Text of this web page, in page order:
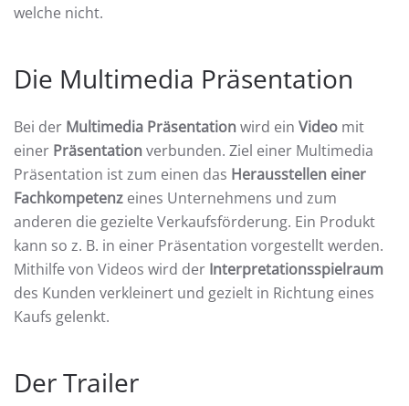
welche nicht.
Die Multimedia Präsentation
Bei der Multimedia Präsentationwird ein Video mit
einer Präsentationverbunden. Ziel einer Multimedia
Präsentation ist zum einen das Herausstellen einer
Fachkompetenz eines Unternehmens und zum
anderen die gezielte Verkaufsförderung. Ein Produkt
kann so z. B. in einer Präsentation vorgestellt werden.
Mithilfe von Videos wird der Interpretationsspielraum
des Kunden verkleinert und gezielt in Richtung eines
Kaufs gelenkt.
Der Trailer